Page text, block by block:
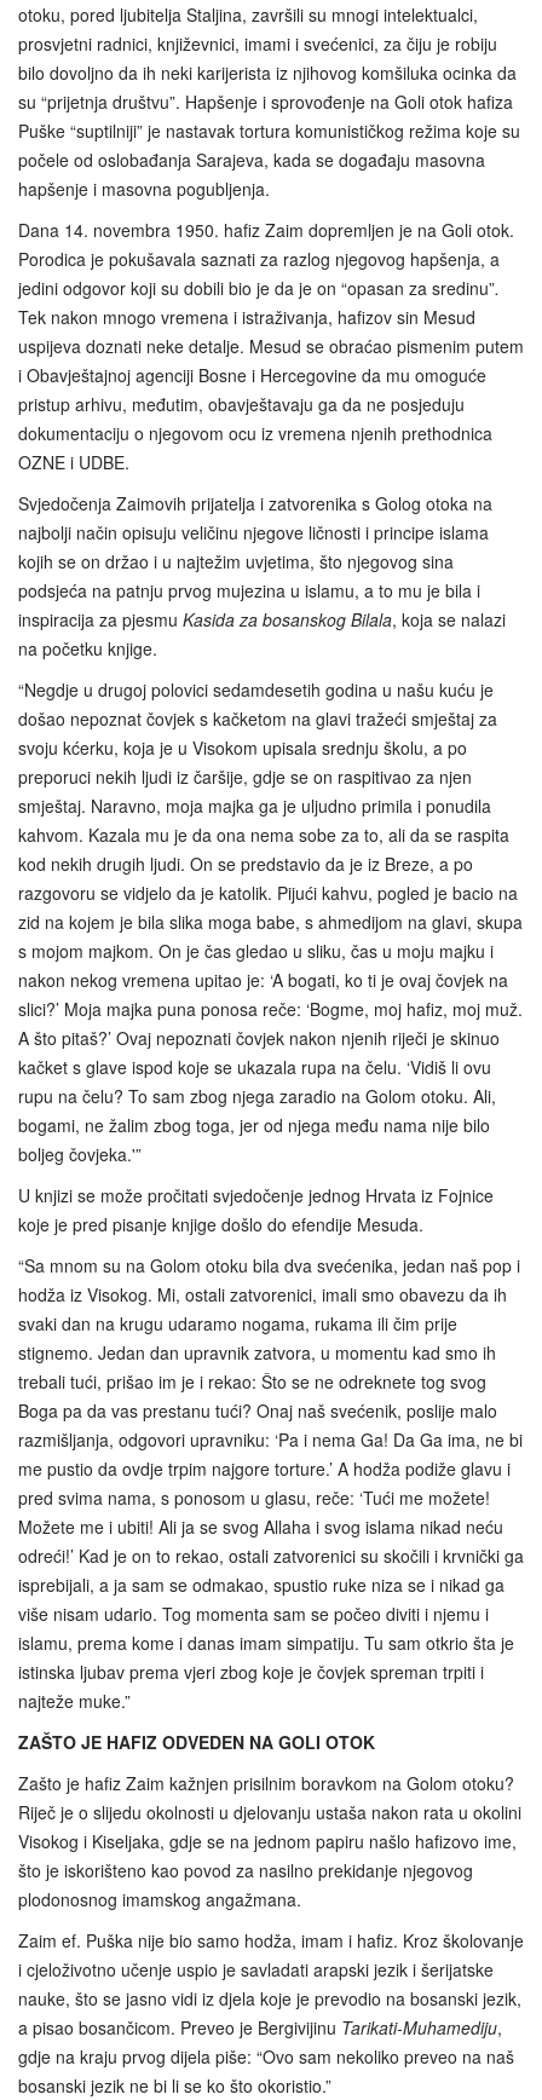
otoku, pored ljubitelja Staljina, završili su mnogi intelektualci,
prosvjetni radnici, književnici, imami i svećenici, za čiju je robiju
bilo dovoljno da ih neki karijerista iz njihovog komšiluka ocinka da
su “prijetnja društvu”. Hapšenje i sprovođenje na Goli otok hafiza
Puške “suptilniji” je nastavak tortura komunističkog režima koje su
počele od oslobađanja Sarajeva, kada se događaju masovna
hapšenje i masovna pogubljenja.
Dana 14. novembra 1950. hafiz Zaim dopremljen je na Goli otok.
Porodica je pokušavala saznati za razlog njegovog hapšenja, a
jedini odgovor koji su dobili bio je da je on “opasan za sredinu”.
Tek nakon mnogo vremena i istraživanja, hafizov sin Mesud
uspijeva doznati neke detalje. Mesud se obraćao pismenim putem
i Obavještajnoj agenciji Bosne i Hercegovine da mu omoguće
pristup arhivu, međutim, obavještavaju ga da ne posjeduju
dokumentaciju o njegovom ocu iz vremena njenih prethodnica
OZNE i UDBE.
Svjedočenja Zaimovih prijatelja i zatvorenika s Golog otoka na
najbolji način opisuju veličinu njegove ličnosti i principe islama
kojih se on držao i u najtežim uvjetima, što njegovog sina
podsjeća na patnju prvog mujezina u islamu, a to mu je bila i
inspiracija za pjesmu Kasida za bosanskog Bilala, koja se nalazi
na početku knjige.
“Negdje u drugoj polovici sedamdesetih godina u našu kuću je
došao nepoznat čovjek s kačketom na glavi tražeći smještaj za
svoju kćerku, koja je u Visokom upisala srednju školu, a po
preporuci nekih ljudi iz čaršije, gdje se on raspitivao za njen
smještaj. Naravno, moja majka ga je uljudno primila i ponudila
kahvom. Kazala mu je da ona nema sobe za to, ali da se raspita
kod nekih drugih ljudi. On se predstavio da je iz Breze, a po
razgovoru se vidjelo da je katolik. Pijući kahvu, pogled je bacio na
zid na kojem je bila slika moga babe, s ahmedijom na glavi, skupa
s mojom majkom. On je čas gledao u sliku, čas u moju majku i
nakon nekog vremena upitao je: ‘A bogati, ko ti je ovaj čovjek na
slici?’ Moja majka puna ponosa reče: ‘Bogme, moj hafiz, moj muž.
A što pitaš?’ Ovaj nepoznati čovjek nakon njenih riječi je skinuo
kačket s glave ispod koje se ukazala rupa na čelu. ‘Vidiš li ovu
rupu na čelu? To sam zbog njega zaradio na Golom otoku. Ali,
bogami, ne žalim zbog toga, jer od njega među nama nije bilo
boljeg čovjeka.'”
U knjizi se može pročitati svjedočenje jednog Hrvata iz Fojnice
koje je pred pisanje knjige došlo do efendije Mesuda.
“Sa mnom su na Golom otoku bila dva svećenika, jedan naš pop i
hodža iz Visokog. Mi, ostali zatvorenici, imali smo obavezu da ih
svaki dan na krugu udaramo nogama, rukama ili čim prije
stignemo. Jedan dan upravnik zatvora, u momentu kad smo ih
trebali tući, prišao im je i rekao: Što se ne odreknete tog svog
Boga pa da vas prestanu tući? Onaj naš svećenik, poslije malo
razmišljanja, odgovori upravniku: ‘Pa i nema Ga! Da Ga ima, ne bi
me pustio da ovdje trpim najgore torture.’ A hodža podiže glavu i
pred svima nama, s ponosom u glasu, reče: ‘Tući me možete!
Možete me i ubiti! Ali ja se svog Allaha i svog islama nikad neću
odreći!’ Kad je on to rekao, ostali zatvorenici su skočili i krvnički ga
isprebijali, a ja sam se odmakao, spustio ruke niza se i nikad ga
više nisam udario. Tog momenta sam se počeo diviti i njemu i
islamu, prema kome i danas imam simpatiju. Tu sam otkrio šta je
istinska ljubav prema vjeri zbog koje je čovjek spreman trpiti i
najteže muke.”
ZAŠTO JE HAFIZ ODVEDEN NA GOLI OTOK
Zašto je hafiz Zaim kažnjen prisilnim boravkom na Golom otoku?
Riječ je o slijedu okolnosti u djelovanju ustaša nakon rata u okolini
Visokog i Kiseljaka, gdje se na jednom papiru našlo hafizovo ime,
što je iskorišteno kao povod za nasilno prekidanje njegovog
plodonosnog imamskog angažmana.
Zaim ef. Puška nije bio samo hodža, imam i hafiz. Kroz školovanje
i cjeloživotno učenje uspio je savladati arapski jezik i šerijatske
nauke, što se jasno vidi iz djela koje je prevodio na bosanski jezik,
a pisao bosančicom. Preveo je Bergivijinu Tarikati-Muhamediju,
gdje na kraju prvog dijela piše: “Ovo sam nekoliko preveo na naš
bosanski jezik ne bi li se ko što okoristio.”